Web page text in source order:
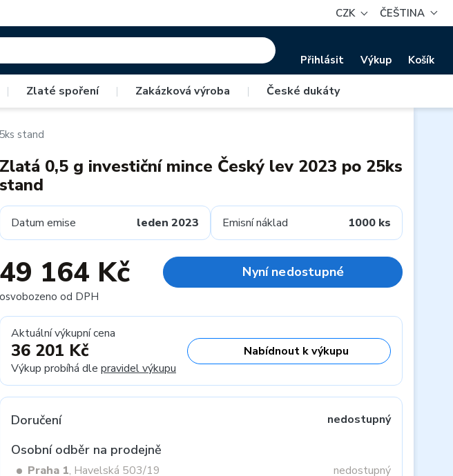
CZK ČEŠTINA
Přihlásit Výkup Košík
| Zlaté spoření | Zakázková výroba | České dukáty
stand
Zlatá 0,5 g investiční mince Český lev 2023 po 25ks
stand
Datum emise leden 2023 Emisní náklad 1000 ks
49 164 Kč
osvobozeno od DPH
Nyní nedostupné
Aktuální výkupní cena
36 201 Kč
Výkup probíhá dle pravidel výkupu
Nabídnout k výkupu
Doručení nedostupný
Osobní odběr na prodejně
Praha 1, Havelská 503/19
nedostupný